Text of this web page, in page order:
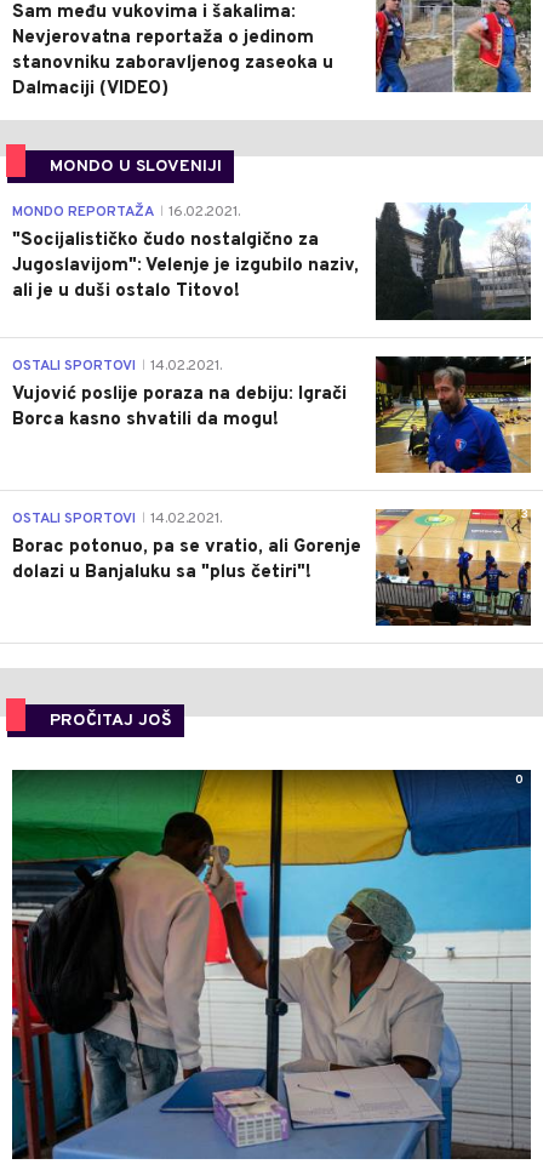
Sam među vukovima i šakalima:
Nevjerovatna reportaža o jedinom
stanovniku zaboravljenog zaseoka u
Dalmaciji (VIDEO)
MONDO U SLOVENIJI
4
MONDO REPORTAŽA 16.02.2021.
"Socijalističko čudo nostalgično za
Jugoslavijom": Velenje je izgubilo naziv,
ali je u duši ostalo Titovo!
1
OSTALI SPORTOVI 14.02.2021.
Vujović poslije poraza na debiju: Igrači
Borca kasno shvatili da mogu!
3
OSTALI SPORTOVI 14.02.2021.
Borac potonuo, pa se vratio, ali Gorenje
dolazi u Banjaluku sa "plus četiri"!
PROČITAJ JOŠ
0